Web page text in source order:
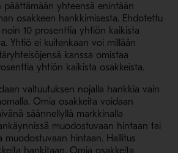
päättämään yhteensä enintään
osakkeen hankkimisesta. Ehdotettu
noin 10 prosenttia yhtiön kaikista
Yhtiö ei kuitenkaan voi millään
kanssa omistaa
yhtiön kaikista osakkeista.
valtuutuksen nojalla hankkia vain
Omia osakkeita voidaan
säännellyllä markkinalla
muodostuvaan hintaan tai
muodostuvaan hintaan. Hallitus
hankitaan. Omia osakkeita